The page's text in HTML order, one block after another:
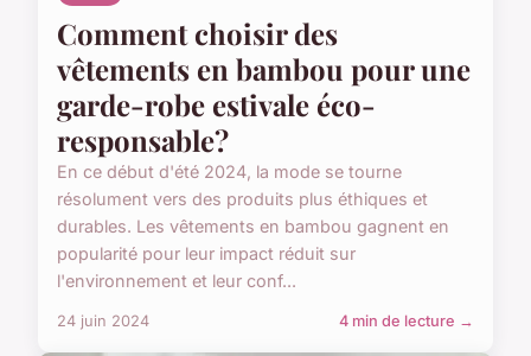
Comment choisir des
vêtements en bambou pour une
garde-robe estivale éco-
responsable?
En ce début d'été 2024, la mode se tourne
résolument vers des produits plus éthiques et
durables. Les vêtements en bambou gagnent en
popularité pour leur impact réduit sur
l'environnement et leur conf...
24 juin 2024 4 min de lecture →